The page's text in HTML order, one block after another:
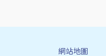
網站地圖